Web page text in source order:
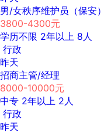
男/女秩序维护员（保安）
3800-4300元
学历不限 2年以上 8人
行政
昨天
招商主管/经理
8000-10000元
中专 2年以上 2人
行政
昨天